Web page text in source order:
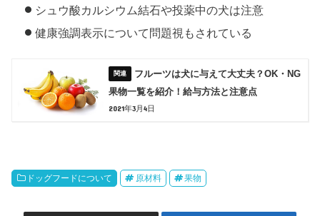
シュウ酸カルシウム結石や投薬中の犬は注意
健康強調表示について問題視もされている
フルーツは犬に与えて大丈夫？OK・NG
果物一覧を紹介！給与方法と注意点
2021年3月4日
ドッグフードについて 原材料 果物